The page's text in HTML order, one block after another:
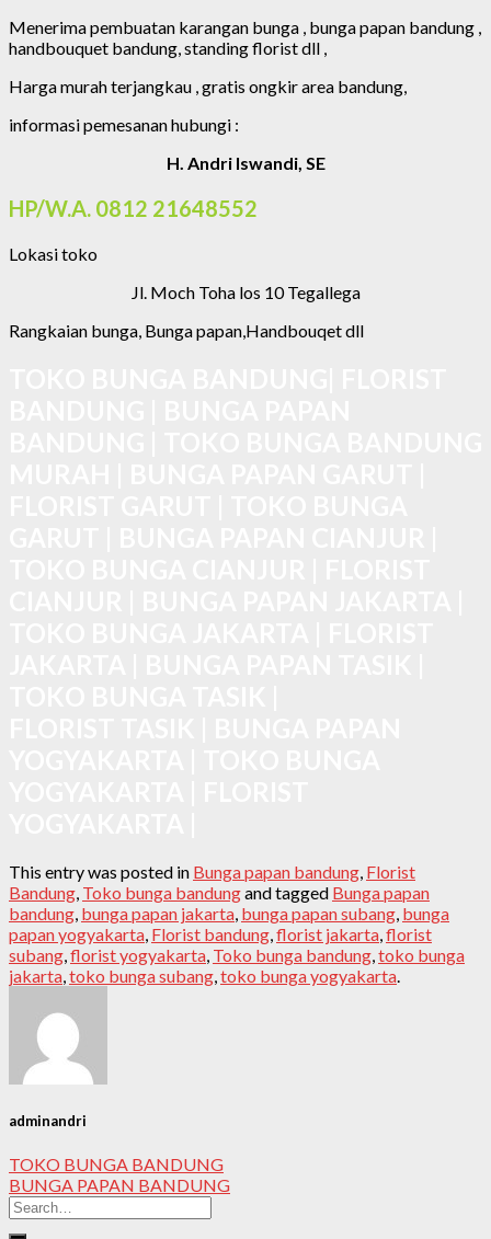
Menerima pembuatan karangan bunga , bunga papan bandung ,
handbouquet bandung, standing florist dll ,
Harga murah terjangkau , gratis ongkir area bandung,
informasi pemesanan hubungi :
H. Andri Iswandi, SE
HP/W.A. 0812 21648552
Lokasi toko
Jl. Moch Toha los 10 Tegallega
Rangkaian bunga, Bunga papan,Handbouqet dll
This entry was posted in Bunga papan bandung Florist
Bandung Toko bunga bandungand tagged Bunga papan
bandung bunga papan jakarta bunga papan subang bunga
papan yogyakarta Florist bandung florist jakarta florist
subang florist yogyakarta Toko bunga bandung toko bunga
jakarta toko bunga subang toko bunga yogyakarta
adminandri
TOKO BUNGA BANDUNG
BUNGA PAPAN BANDUNG